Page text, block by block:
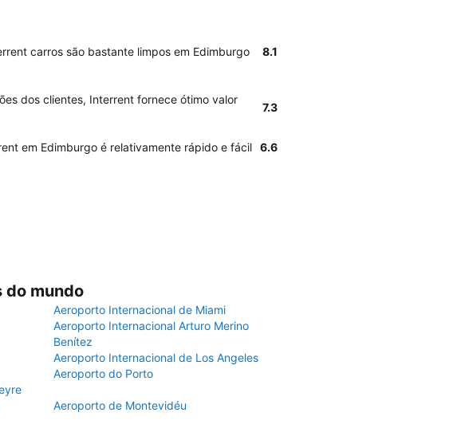
carros são bastante limpos em Edimburgo 8.1
dos clientes, Interrent fornece ótimo valor
7.3
em Edimburgo é relativamente rápido e fácil 6.6
do mundo
Aeroporto Internacional de Miami
Aeroporto Internacional Arturo Merino
Benítez
Aeroporto Internacional de Los Angeles
Aeroporto do Porto
Aeroporto de Montevidéu